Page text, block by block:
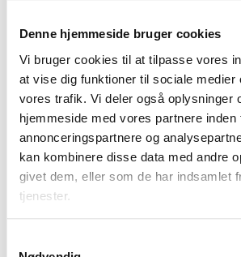
Denne hjemmeside bruger cookies
Vi bruger cookies til at tilpasse vores
at vise dig funktioner til sociale medier
vores trafik. Vi deler også oplysninger
hjemmeside med vores partnere inden
annonceringspartnere og
kan kombinere disse data med andre
givet dem, eller som de har indsamlet
tjenester.
og giver bykvarteret sin helt særlige ånd.
Lejligheder med 2, 3 eller 4
Mulighed for altan/terrasse
Køkken fra HTH inklusive hårde
Moderne badeværelse med
Beplantede udemiljøer med
opholdszoner
Adgang til Stejlepladsens
Bydelslokaler